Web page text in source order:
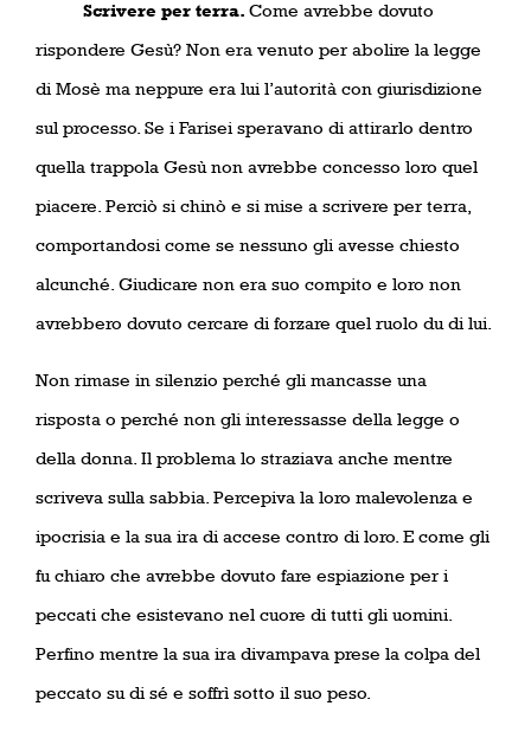
Scrivere per terra. Come avrebbe dovuto
rispondere Gesù? Non era venuto per abolire la legge
di Mosè ma neppure era lui l’autorità con giurisdizione
sul processo. Se i Farisei speravano di attirarlo dentro
quella trappola Gesù non avrebbe concesso loro quel
piacere. Perciò si chinò e si mise a scrivere per terra,
comportandosi come se nessuno gli avesse chiesto
alcunché. Giudicare non era suo compito e loro non
avrebbero dovuto cercare di forzare quel ruolo du di lui.
Non rimase in silenzio perché gli mancasse una
risposta o perché non gli interessasse della legge o
della donna. Il problema lo straziava anche mentre
scriveva sulla sabbia. Percepiva la loro malevolenza e
ipocrisia e la sua ira di accese contro di loro. E come gli
fu chiaro che avrebbe dovuto fare espiazione per i
peccati che esistevano nel cuore di tutti gli uomini.
Perfino mentre la sua ira divampava prese la colpa del
peccato su di sé e soffrì sotto il suo peso.